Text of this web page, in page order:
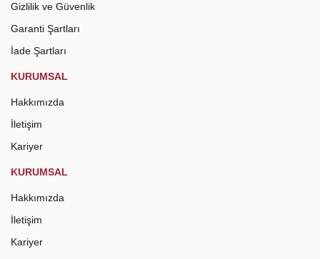
Gizlilik ve Güvenlik
Garanti Şartları
İade Şartları
KURUMSAL
Hakkımızda
İletişim
Kariyer
KURUMSAL
Hakkımızda
İletişim
Kariyer